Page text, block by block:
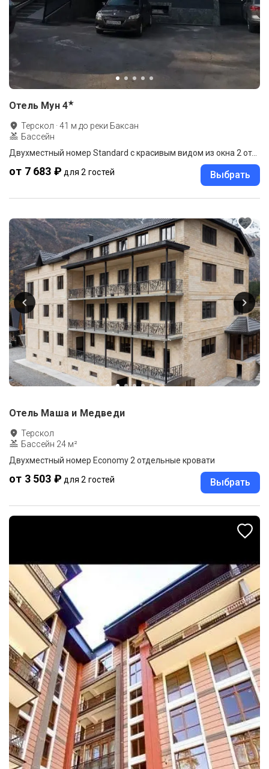
Отель Мун 4★
Терскол ·41 м до реки Баксан
Бассейн
Двухместный номер Standard с красивым видом из окна 2 отдельные кровати
от 7 683 ₽ для 2 гостей Выбрать
Отель Маша и Медведи
Терскол
Бассейн 24 м²
Двухместный номер Economy 2 отдельные кровати
от 3 503 ₽ для 2 гостей Выбрать